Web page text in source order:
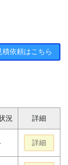
依頼はこちら
況 詳細
詳細